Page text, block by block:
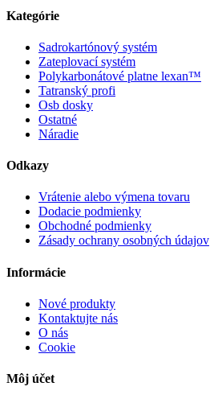
Kategórie
Sadrokartónový systém
Zateplovací systém
Polykarbonátové platne lexan™
Tatranský profi
Osb dosky
Ostatné
Náradie
Odkazy
Vrátenie alebo výmena tovaru
Dodacie podmienky
Obchodné podmienky
Zásady ochrany osobných údajov
Informácie
Nové produkty
Kontaktujte nás
O nás
Cookie
Môj účet